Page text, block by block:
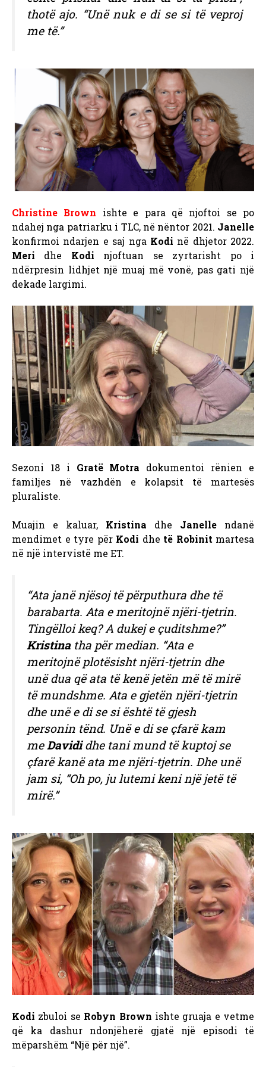
thotë ajo. “Unë nuk e di se si të veproj
me të.”
Christine Brown ishte e para që njoftoi se po
ndahej nga patriarku i TLC, në nëntor 2021. Janelle
konfirmoi ndarjen e saj nga Kodi në dhjetor 2022.
Meri dhe Kodi njoftuan se zyrtarisht po i
ndërpresin lidhjet një muaj më vonë, pas gati një
dekade largimi.
Sezoni 18 i Gratë Motra dokumentoi rënien e
familjes në vazhdën e kolapsit të martesës
pluraliste.
Muajin e kaluar, Kristina dhe Janelle ndanë
mendimet e tyre për Kodi dhe të Robinit martesa
në një intervistë me ET.
“Ata janë njësoj të përputhura dhe të
barabarta. Ata e meritojnë njëri-tjetrin.
Tingëlloi keq? A dukej e çuditshme?”
Kristinatha për median. “Ata e
meritojnë plotësisht njëri-tjetrin dhe
unë dua që ata të kenë jetën më të mirë
të mundshme. Ata e gjetën njëri-tjetrin
dhe unë e di se si është të gjesh
personin tënd. Unë e di se çfarë kam
meDavididhe tani mund të kuptoj se
çfarë kanë ata me njëri-tjetrin. Dhe unë
jam si, “Oh po, ju lutemi keni një jetë të
mirë.”
Kodi zbuloi se Robyn Brown ishte gruaja e vetme
që ka dashur ndonjëherë gjatë një episodi të
mëparshëm “Një për një”.